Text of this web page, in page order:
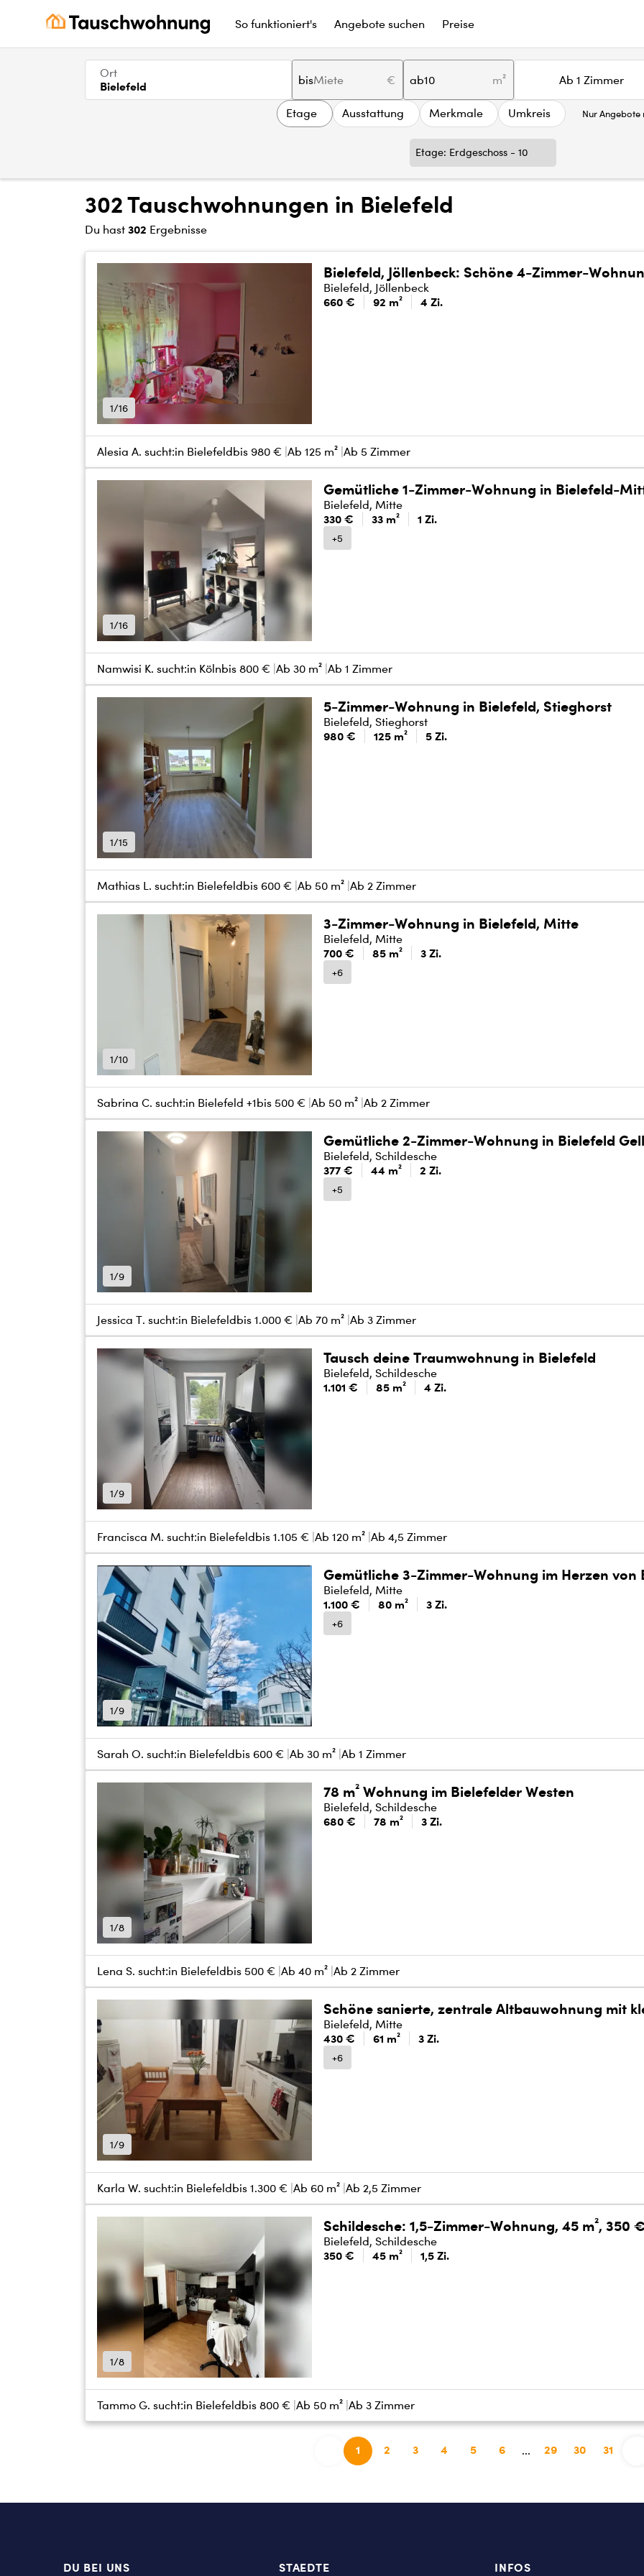
So funktioniert's Angebote suchen Preise
Ort
Bielefeld bis € ab m² Ab 1 Zimmer
Etage Ausstattung Merkmale Umkreis Nur Angebote
Etage: Erdgeschoss - 10
302 Tauschwohnungen in Bielefeld
Du hast 302 Ergebnisse
1/16
Bielefeld, Jöllenbeck: Schöne 4-Zimmer-
Bielefeld, Jöllenbeck
660 € 92 m² 4 Zi.
Alesia A. sucht:in Bielefeld bis 980 € Ab 125 m² Ab 5 Zimmer
1/16
Gemütliche 1-Zimmer-Wohnung in Bielefeld-
Bielefeld, Mitte
330 € 33 m² 1 Zi.
+5
Namwisi K. sucht:in Kölnbis 800 € Ab 30 m² Ab 1 Zimmer
1/15
5-Zimmer-Wohnung in Bielefeld, Stieghorst
Bielefeld, Stieghorst
980 € 125 m² 5 Zi.
Mathias L. sucht:in Bielefeld bis 600 € Ab 50 m² Ab 2 Zimmer
1/10
3-Zimmer-Wohnung in Bielefeld, Mitte
Bielefeld, Mitte
700 € 85 m² 3 Zi.
+6
Sabrina C. sucht:in Bielefeld +1 bis 500 € Ab 50 m² Ab 2 Zimmer
1/9
Gemütliche 2-Zimmer-Wohnung in Bielefeld
Bielefeld, Schildesche
377 € 44 m² 2 Zi.
+5
Jessica T. sucht:in Bielefeld bis 1.000 € Ab 70 m² Ab 3 Zimmer
1/9
Tausch deine Traumwohnung in Bielefeld
Bielefeld, Schildesche
1.101 € 85 m² 4 Zi.
Francisca M. sucht:in Bielefeld bis 1.105 € Ab 120 m² Ab 4,5 Zimmer
1/9
Gemütliche 3-Zimmer-Wohnung im Herzen von
Bielefeld, Mitte
1.100 € 80 m² 3 Zi.
+6
Sarah O. sucht:in Bielefeld bis 600 € Ab 30 m² Ab 1 Zimmer
1/8
78 m² Wohnung im Bielefelder Westen
Bielefeld, Schildesche
680 € 78 m² 3 Zi.
Lena S. sucht:in Bielefeld bis 500 € Ab 40 m² Ab 2 Zimmer
1/9
Schöne sanierte, zentrale Altbauwohnung mit
Bielefeld, Mitte
430 € 61 m² 3 Zi.
+6
Karla W. sucht:in Bielefeld bis 1.300 € Ab 60 m² Ab 2,5 Zimmer
1/8
Schildesche: 1,5-Zimmer-Wohnung, 45 m², 350 €
Bielefeld, Schildesche
350 € 45 m² 1,5 Zi.
Tammo G. sucht:in Bielefeld bis 800 € Ab 50 m² Ab 3 Zimmer
1 2 3 4 5 6 ... 29 30 31
DU BEI UNS STAEDTE INFOS